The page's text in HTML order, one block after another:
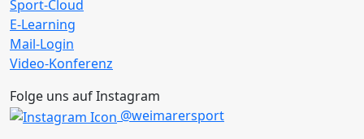
Sport-Cloud
E-Learning
Mail-Login
Video-Konferenz
Folge uns auf Instagram
@weimarersport